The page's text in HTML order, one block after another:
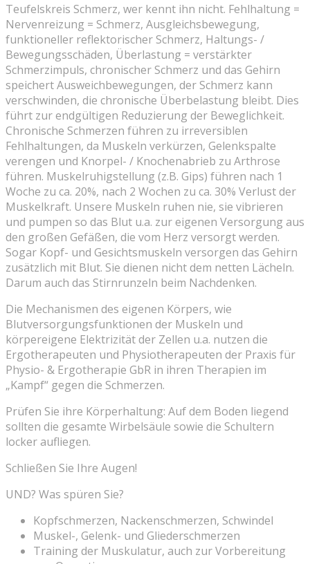
Teufelskreis Schmerz, wer kennt ihn nicht. Fehlhaltung =
Nervenreizung = Schmerz, Ausgleichsbewegung,
funktioneller reflektorischer Schmerz, Haltungs- /
Bewegungsschäden, Überlastung = verstärkter
Schmerzimpuls, chronischer Schmerz und das Gehirn
speichert Ausweichbewegungen, der Schmerz kann
verschwinden, die chronische Überbelastung bleibt. Dies
führt zur endgültigen Reduzierung der Beweglichkeit.
Chronische Schmerzen führen zu irreversiblen
Fehlhaltungen, da Muskeln verkürzen, Gelenkspalte
verengen und Knorpel- / Knochenabrieb zu Arthrose
führen. Muskelruhigstellung (z.B. Gips) führen nach 1
Woche zu ca. 20%, nach 2 Wochen zu ca. 30% Verlust der
Muskelkraft. Unsere Muskeln ruhen nie, sie vibrieren
und pumpen so das Blut u.a. zur eigenen Versorgung aus
den großen Gefäßen, die vom Herz versorgt werden.
Sogar Kopf- und Gesichtsmuskeln versorgen das Gehirn
zusätzlich mit Blut. Sie dienen nicht dem netten Lächeln.
Darum auch das Stirnrunzeln beim Nachdenken.
Die Mechanismen des eigenen Körpers, wie
Blutversorgungsfunktionen der Muskeln und
körpereigene Elektrizität der Zellen u.a. nutzen die
Ergotherapeuten und Physiotherapeuten der Praxis für
Physio- & Ergotherapie GbR in ihren Therapien im
„Kampf“ gegen die Schmerzen.
Prüfen Sie ihre Körperhaltung: Auf dem Boden liegend
sollten die gesamte Wirbelsäule sowie die Schultern
locker aufliegen.
Schließen Sie Ihre Augen!
UND? Was spüren Sie?
Kopfschmerzen, Nackenschmerzen, Schwindel
Muskel-, Gelenk- und Gliederschmerzen
Training der Muskulatur, auch zur Vorbereitung